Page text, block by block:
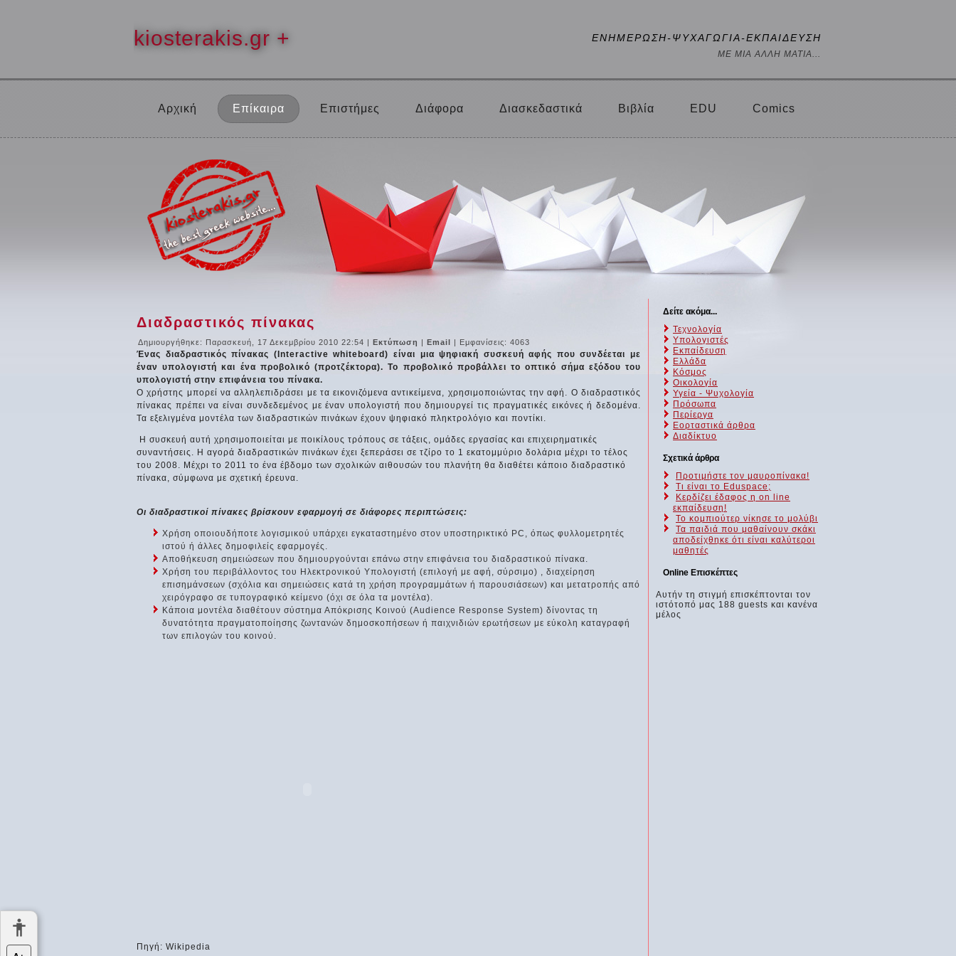
kiosterakis.gr + ΕΝΗΜΕΡΩΣΗ-ΨΥΧΑΓΩΓΙΑ-ΕΚΠΑΙΔΕΥΣΗ
ΜΕ ΜΙΑ ΑΛΛΗ ΜΑΤΙΑ...
Αρχική Επίκαιρα Επιστήμες Διάφορα Διασκεδαστικά Βιβλία EDU Comics
Διαδραστικός πίνακας
Δημιουργήθηκε: Παρασκευή, 17 Δεκεμβρίου 2010 22:54 | Εκτύπωση | Email | Εμφανίσεις: 4063
Ένας διαδραστικός πίνακας (Interactive whiteboard) είναι μια ψηφιακή συσκευή αφής που συνδέεται με
έναν υπολογιστή και ένα προβολικό (προτζέκτορα). Το προβολικό προβάλλει το οπτικό σήμα εξόδου του
υπολογιστή στην επιφάνεια του πίνακα.
Ο χρήστης μπορεί να αλληλεπιδράσει με τα εικονιζόμενα αντικείμενα, χρησιμοποιώντας την αφή. Ο διαδραστικός
πίνακας πρέπει να είναι συνδεδεμένος με έναν υπολογιστή που δημιουργεί τις πραγματικές εικόνες ή δεδομένα.
Τα εξελιγμένα μοντέλα των διαδραστικών πινάκων έχουν ψηφιακό πληκτρολόγιο και ποντίκι.
Η συσκευή αυτή χρησιμοποιείται με ποικίλους τρόπους σε τάξεις, ομάδες εργασίας και επιχειρηματικές
συναντήσεις. Η αγορά διαδραστικών πινάκων έχει ξεπεράσει σε τζίρο το 1 εκατομμύριο δολάρια μέχρι το τέλος
του 2008. Μέχρι το 2011 το ένα έβδομο των σχολικών αιθουσών του πλανήτη θα διαθέτει κάποιο διαδραστικό
πίνακα, σύμφωνα με σχετική έρευνα.
Οι διαδραστικοί πίνακες βρίσκουν εφαρμογή σε διάφορες περιπτώσεις:
Χρήση οποιουδήποτε λογισμικού υπάρχει εγκαταστημένο στον υποστηρικτικό PC, όπως φυλλομετρητές
ιστού ή άλλες δημοφιλείς εφαρμογές.
Αποθήκευση σημειώσεων που δημιουργούνται επάνω στην επιφάνεια του διαδραστικού πίνακα.
Χρήση του περιβάλλοντος του Ηλεκτρονικού Υπολογιστή (επιλογή με αφή, σύρσιμο) , διαχείρηση
επισημάνσεων (σχόλια και σημειώσεις κατά τη χρήση προγραμμάτων ή παρουσιάσεων) και μετατροπής από
χειρόγραφο σε τυπογραφικό κείμενο (όχι σε όλα τα μοντέλα).
Κάποια μοντέλα διαθέτουν σύστημα Απόκρισης Κοινού (Audience Response System) δίνοντας τη
δυνατότητα πραγματοποίησης ζωντανών δημοσκοπήσεων ή παιχνιδιών ερωτήσεων με εύκολη καταγραφή
των επιλογών του κοινού.
Πηγή: Wikipedia
Δείτε ακόμα...
Τεχνολογία
Υπολογιστές
Εκπαίδευση
Ελλάδα
Κόσμος
Οικολογία
Υγεία - Ψυχολογία
Πρόσωπα
Περίεργα
Εορταστικά άρθρα
Διαδίκτυο
Σχετικά άρθρα
Προτιμήστε τον μαυροπίνακα!
Τι είναι το Eduspace;
Κερδίζει έδαφος η on line
εκπαίδευση!
Το κομπιούτερ νίκησε το μολύβι
Τα παιδιά που μαθαίνουν σκάκι
αποδείχθηκε ότι είναι καλύτεροι
μαθητές
Online Επισκέπτες
Αυτήν τη στιγμή επισκέπτονται τον
ιστότοπό μας 188 guests και κανένα
μέλος